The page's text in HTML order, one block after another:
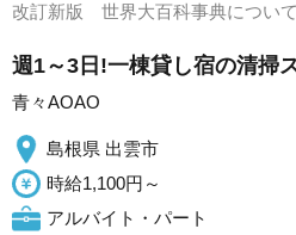
改訂新版 世界大百科事典につ
週1～3日!一棟貸し宿の清掃
青々AOAO
島根県 出雲市
時給1,100円～
アルバイト・パート